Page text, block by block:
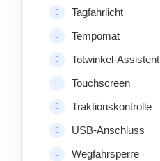
Tagfahrlicht
Tempomat
Totwinkel-Assistent
Touchscreen
Traktionskontrolle
USB-Anschluss
Wegfahrsperre